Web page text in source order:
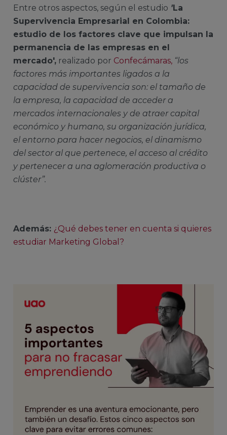
Entre otros aspectos, según el estudio 'La
Supervivencia Empresarial en Colombia:
estudio de los factores clave que impulsan la
permanencia de las empresas en el
mercado', realizado por Confecámaras, “los
factores más importantes ligados a la
capacidad de supervivencia son: el tamaño de
la empresa, la capacidad de acceder a
mercados internacionales y de atraer capital
económico y humano, su organización jurídica,
el entorno para hacer negocios, el dinamismo
del sector al que pertenece, el acceso al crédito
y pertenecer a una aglomeración productiva o
clúster”.
Además: ¿Qué debes tener en cuenta si quieres
estudiar Marketing Global?